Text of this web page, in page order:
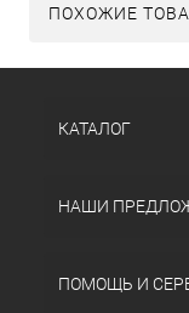
ПОХОЖИЕ
КАТАЛОГ
НАШИ
ПОМОЩЬ И